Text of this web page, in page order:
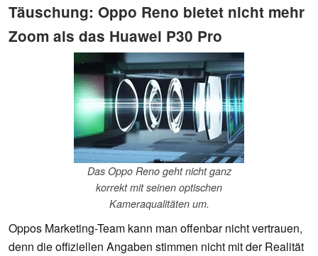
Täuschung: Oppo Reno bietet nicht mehr
Zoom als das Huawei P30 Pro
Das Oppo Reno geht nicht ganz
korrekt mit seinen optischen
Kameraqualitäten um.
Oppos Marketing-Team kann man offenbar nicht vertrauen,
denn die offiziellen Angaben stimmen nicht mit der Realität